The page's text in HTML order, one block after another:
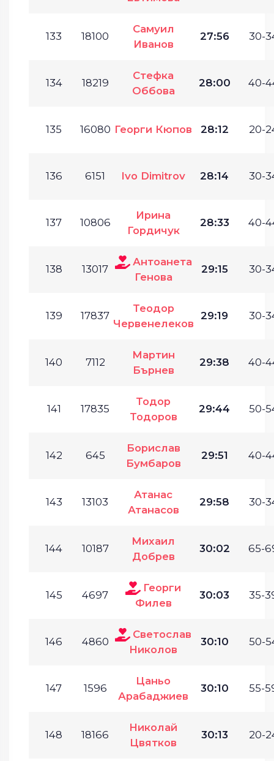
133 18100
Самуил
Иванов
27:56 30-
134 18219
Стефка
Оббова
28:00 40-
135 16080 Георги Кюпов 28:12 20-
136 6151 Ivo Dimitrov 28:14 30-
137 10806
Ирина
Гордичук
28:33 40-
138 13017
Антоанета
Генова
29:15 30-
139 17837
Теодор
Червенелеков
29:19 30-
140 7112
Мартин
Бърнев
29:38 40-
141 17835
Тодор
Тодоров
29:44 50-
142 645
Борислав
Бумбаров
29:51 40-
143 13103
Атанас
Атанасов
29:58 30-
144 10187
Михаил
Добрев
30:02 65-
145 4697
Георги
Филев
30:03 35-
146 4860
Светослав
Николов
30:10 50-
147 1596
Цаньо
Арабаджиев
30:10 55-
148 18166
Николай
Цвятков
30:13 20-